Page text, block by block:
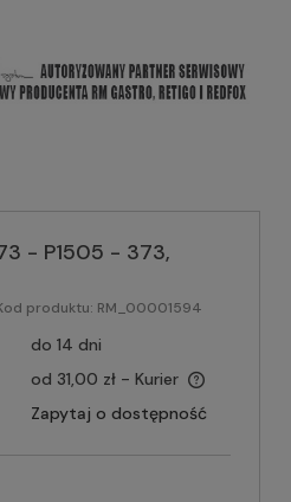
- P1505 - 373,
produktu: RM_00001594
do 14 dni
od 31,00 zł - Kurier
Zapytaj o dostępność